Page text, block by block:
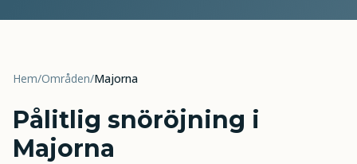
Hem/Områden/Majorna
Pålitlig snöröjning i
Majorna